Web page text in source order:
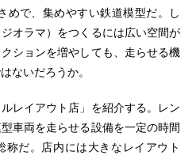
で、集めやすい鉄道模型だ。し
オラマ）をつくるには広い空間が
ションを増やしても、走らせる機
ないだろうか。
レイアウト店」を紹介する。レン
車両を走らせる設備を一定の時間
称だ。店内には大きなレイアウト